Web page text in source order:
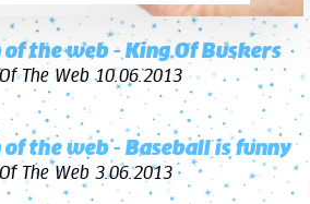
of the web - King Of Buskers
The Web10.06.2013
of the web - Baseball is funny
The Web 3.06.2013